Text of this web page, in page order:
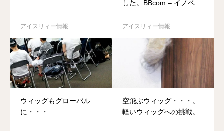
アイスリィー情報
した。BBcom – イノベー
列伝
アイスリィー情報
ウィッグもグローバル
に・・・
空飛ぶウィッグ・・・。
軽いウィッグへの挑戦。